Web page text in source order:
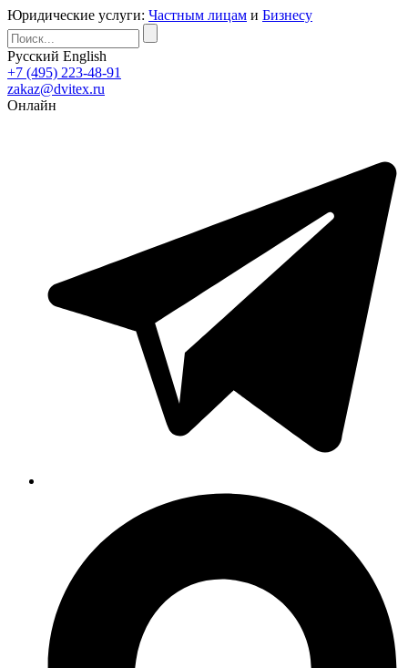
Юридические услуги: Частным лицам и Бизнесу
Русский English
+7 (495) 223-48-91
zakaz@dvitex.ru
Онлайн